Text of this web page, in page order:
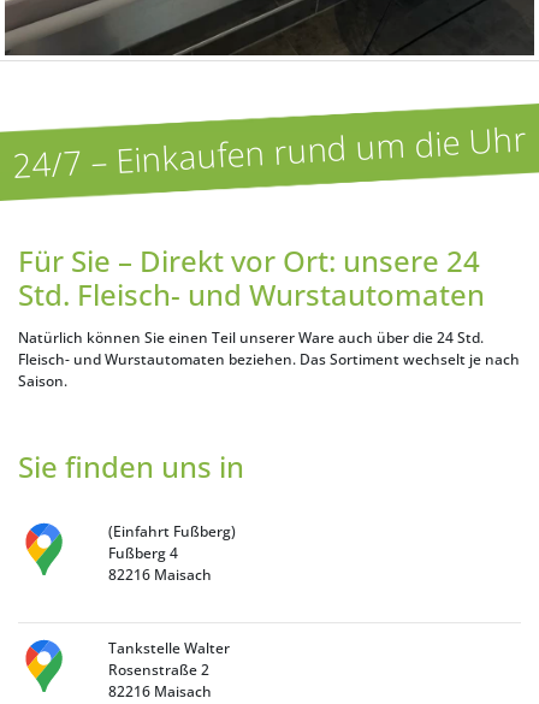
24/7 – Einkaufen rund um die Uhr
Für Sie – Direkt vor Ort: unsere 24
Std. Fleisch- und Wurstautomaten
Natürlich können Sie einen Teil unserer Ware auch über die 24 Std.
Fleisch- und Wurstautomaten beziehen. Das Sortiment wechselt je nach
Saison.
Sie finden uns in
(Einfahrt Fußberg)
Fußberg 4
82216 Maisach
Tankstelle Walter
Rosenstraße 2
82216 Maisach